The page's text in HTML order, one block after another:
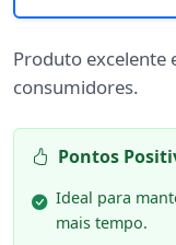
Produto excelente
consumidores.
Pontos
Ideal para
mais tempo.